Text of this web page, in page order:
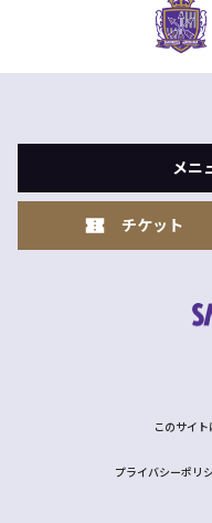
メニ
チケット
このサイ
プライバシーポリ